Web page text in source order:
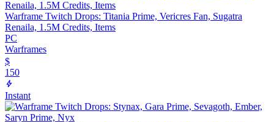
Warframe Twitch Drops: Titania Prime, Vericres Fan, Sugatra
Renaila, 1.5M Credits, Items
PC
Warframes
$
150
Instant